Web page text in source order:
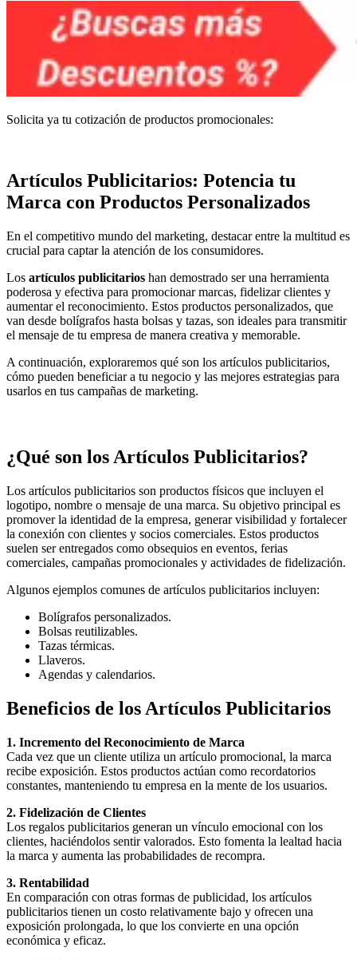
Solicita ya tu cotización de productos promocionales:
Artículos Publicitarios: Potencia tu
Marca con Productos Personalizados
En el competitivo mundo del marketing, destacar entre la multitud es
crucial para captar la atención de los consumidores.
Los artículos publicitarios han demostrado ser una herramienta
poderosa y efectiva para promocionar marcas, fidelizar clientes y
aumentar el reconocimiento. Estos productos personalizados, que
van desde bolígrafos hasta bolsas y tazas, son ideales para transmitir
el mensaje de tu empresa de manera creativa y memorable.
A continuación, exploraremos qué son los artículos publicitarios,
cómo pueden beneficiar a tu negocio y las mejores estrategias para
usarlos en tus campañas de marketing.
¿Qué son los Artículos Publicitarios?
Los artículos publicitarios son productos físicos que incluyen el
logotipo, nombre o mensaje de una marca. Su objetivo principal es
promover la identidad de la empresa, generar visibilidad y fortalecer
la conexión con clientes y socios comerciales. Estos productos
suelen ser entregados como obsequios en eventos, ferias
comerciales, campañas promocionales y actividades de fidelización.
Algunos ejemplos comunes de artículos publicitarios incluyen:
Bolígrafos personalizados.
Bolsas reutilizables.
Tazas térmicas.
Llaveros.
Agendas y calendarios.
Beneficios de los Artículos Publicitarios
1. Incremento del Reconocimiento de Marca
Cada vez que un cliente utiliza un artículo promocional, la marca
recibe exposición. Estos productos actúan como recordatorios
constantes, manteniendo tu empresa en la mente de los usuarios.
2. Fidelización de Clientes
Los regalos publicitarios generan un vínculo emocional con los
clientes, haciéndolos sentir valorados. Esto fomenta la lealtad hacia
la marca y aumenta las probabilidades de recompra.
3. Rentabilidad
En comparación con otras formas de publicidad, los artículos
publicitarios tienen un costo relativamente bajo y ofrecen una
exposición prolongada, lo que los convierte en una opción
económica y eficaz.